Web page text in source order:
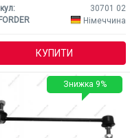
30701 02
Німеччина
КУПИТИ
Знижка 9%